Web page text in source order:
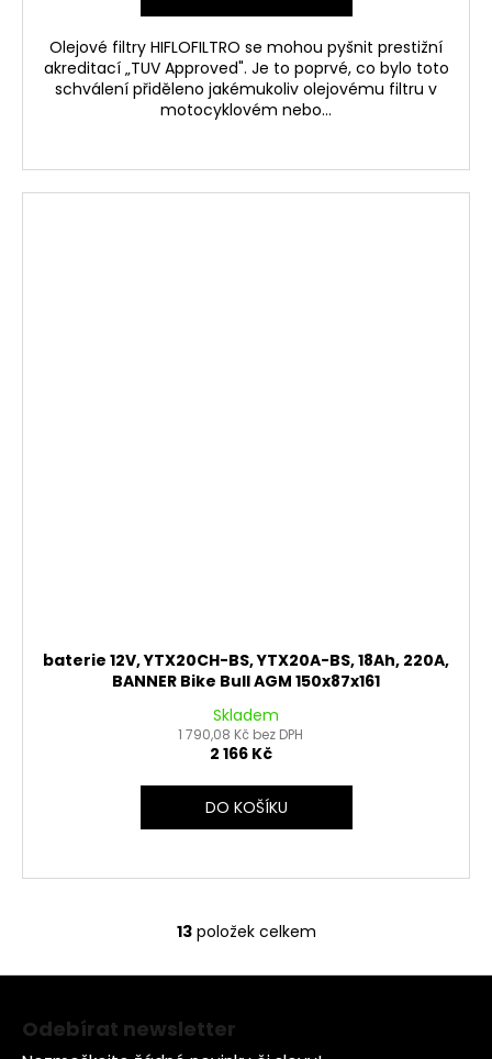
Olejové filtry HIFLOFILTRO se mohou pyšnit prestižní
akreditací „TUV Approved". Je to poprvé, co bylo toto
schválení přiděleno jakémukoliv olejovému filtru v
motocyklovém nebo...
baterie 12V, YTX20CH-BS, YTX20A-BS, 18Ah, 220A,
BANNER Bike Bull AGM 150x87x161
Skladem
1 790,08 Kč bez DPH
2 166 Kč
DO KOŠÍKU
O
v
13položek celkem
Odebírat newsletter